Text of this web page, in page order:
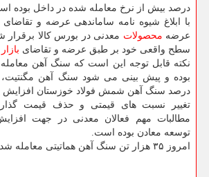
درصد بیش از نرخ معامله شده در داخل بوده
با ابلاغ شیوه نامه ساماندهی عرضه و تقاضای
عرضه محصولات معدنی در بورس کالا برقرار
سطح واقعی خود بر طبق عرضه و تقاضای بازار
نکته قابل توجه این است که سنگ آهن معامله
درصد سنگ آهن شمش فولاد خوزستان افزایش
تغییر نسبت های قیمتی و حذف قیمت
مطالبات مهم فعالان معدنی در جهت
توسعه معادن بوده است.
امروز ۳۵ هزار تن سنگ آهن هماتیتی معامله شده است.